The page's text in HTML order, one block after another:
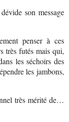
son message
penser à ces
très futés mais qui,
les séchoirs des
les jambons,
très mérité de…